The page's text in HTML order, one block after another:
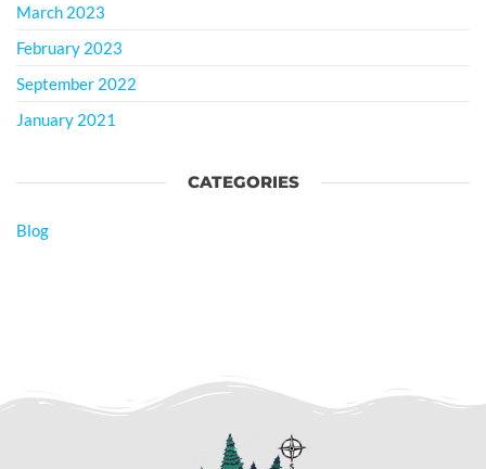
March 2023
February 2023
September 2022
January 2021
CATEGORIES
Blog